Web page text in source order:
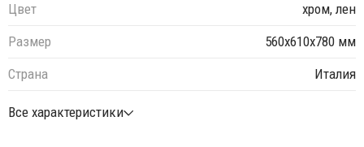
Цвет
хром, лен
Размер
560х610х780 мм
Страна
Италия
Все характеристики